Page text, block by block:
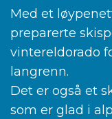
Med et
preparerte
vintereldorado
langrenn.
Det er også et
som er glad i